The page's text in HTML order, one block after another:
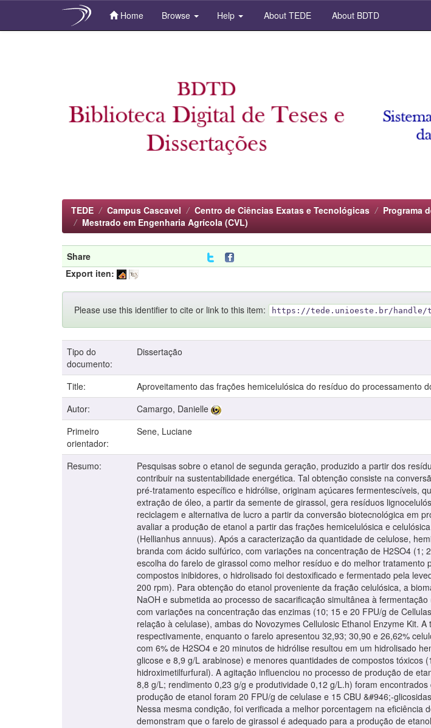
Home Browse Help About TEDE About BDTD
TEDE Campus Cascavel Centro de Ciências Exatas e Tecnológicas
Programa
Mestrado em Engenharia Agrícola (CVL)
Share
Export iten:
Please use this identifier to cite or link to this item: https://tede.unioeste.br/handle/
Tipo do
documento:
Dissertação
Title:
Aproveitamento das frações hemicelulósica do resíduo do processamento
Autor:
Camargo, Danielle
Primeiro
orientador:
Sene, Luciane
Resumo:
Pesquisas sobre o etanol de segunda geração, produzido a partir dos
contribuir na sustentabilidade energética. Tal obtenção consiste na
pré-tratamento específico e hidrólise, originam açúcares fermentescíveis,
extração de óleo, a partir da semente de girassol, gera resíduos
reciclagem e alternativa de lucro a partir da conversão biotecnológica em
avaliar a produção de etanol a partir das frações hemicelulósica e
(Hellianhus annuus). Após a caracterização da quantidade de celulose,
branda com ácido sulfúrico, com variações na concentração de H2SO4
escolha do farelo de girassol como melhor resíduo e do melhor
compostos inibidores, o hidrolisado foi destoxificado e fermentado pela
200 rpm). Para obtenção do etanol proveniente da fração celulósica, a
NaOH e submetida ao processo de sacarificação simultânea à
com variações na concentração das enzimas (10; 15 e 20 FPU/g de
relação à celulase), ambas do Novozymes Cellulosic Ethanol Enzyme Kit.
respectivamente, enquanto o farelo apresentou 32,93; 30,90 e 26,62%
com 6% de H2SO4 e 20 minutos de hidrólise resultou em um hidrolisado
glicose e 8,9 g/L arabinose) e menores quantidades de compostos
hidroximetilfurfural). A agitação influenciou no processo de produção de
8,8 g/L; rendimento 0,23 g/g e produtividade 0,12 g/L.h) foram
produção de etanol foram 20 FPU/g de celulase e 15 CBU &#946;-
Nessa mesma condição, foi verificada a melhor porcentagem na
demonstram que o farelo de girassol é adequado para a produção de